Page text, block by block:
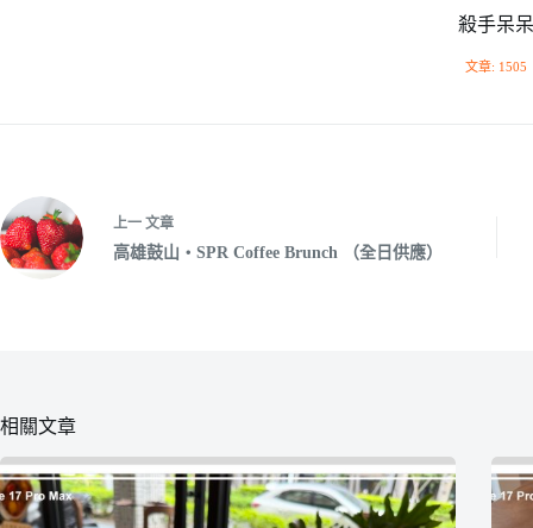
殺手呆
文章: 1505
上一 文章
高雄鼓山‧SPR Coffee Brunch （全日供應）
相關文章